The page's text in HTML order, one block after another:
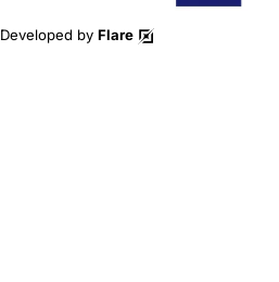
by Flare